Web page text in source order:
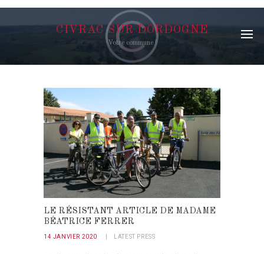
CIVRAC SUR DORDOGNE
Votre commune !
LE RÉSISTANT ARTICLE DE MADAME
BÉATRICE FERRER
14 JANVIER 2020 LATEST PRESS